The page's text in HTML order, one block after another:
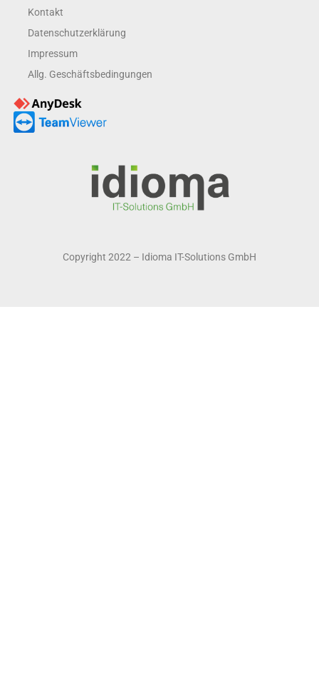
Kontakt
Datenschutzerklärung
Impressum
Allg. Geschäftsbedingungen
Copyright 2022 – Idioma IT-Solutions GmbH